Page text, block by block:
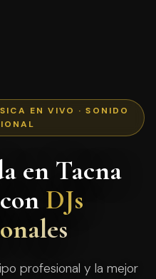
EN VIVO · SONIDO
en Tacna
DJs
profesional y la mejor